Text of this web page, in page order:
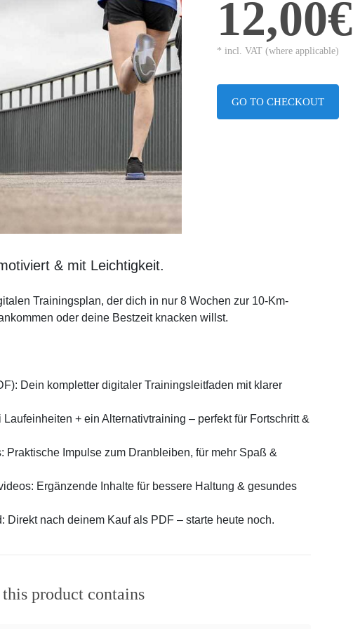
12,00€
* incl. VAT (where applicable)
GO TO CHECKOUT
& mit Leichtigkeit.
Trainingsplan, der dich in nur 8 Wochen zur 10-Km-
oder deine Bestzeit knacken willst.
Dein kompletter digitaler Trainingsleitfaden mit klarer
+ ein Alternativtraining – perfekt für Fortschritt &
Praktische Impulse zum Dranbleiben, für mehr Spaß &
Ergänzende Inhalte für bessere Haltung & gesundes
Direkt nach deinem Kauf als PDF – starte heute noch.
product contains